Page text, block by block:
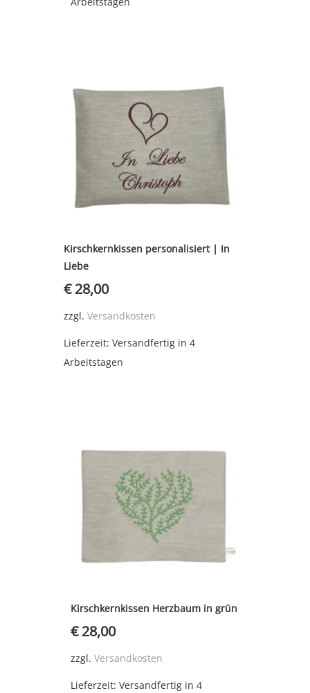
Kirschkernkissen personalisiert | In
Liebe
€28,00
zzgl. Versandkosten
Lieferzeit: Versandfertig in 4
Arbeitstagen
Kirschkernkissen Herzbaum in grün
€28,00
zzgl.Versandkosten
Lieferzeit:Versandfertig in 4